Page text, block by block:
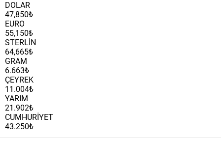
DOLAR
47,850₺
EURO
55,150₺
STERLİN
64,665₺
GRAM
6.663₺
ÇEYREK
11.004₺
YARIM
21.902₺
CUMHURİYET
43.250₺